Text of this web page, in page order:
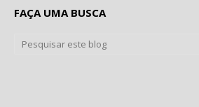
FAÇA UMA BUSCA